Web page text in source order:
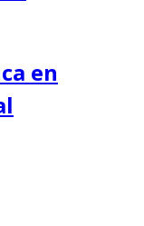
en